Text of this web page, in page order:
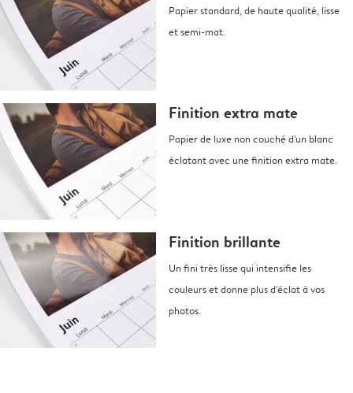
Papier standard, de haute qualité, lisse
et semi-mat.
Finition extra mate
Papier de luxe non couché d'un blanc
éclatant avec une finition extra mate.
Finition brillante
Un fini très lisse qui intensifie les
couleurs et donne plus d'éclat à vos
photos.